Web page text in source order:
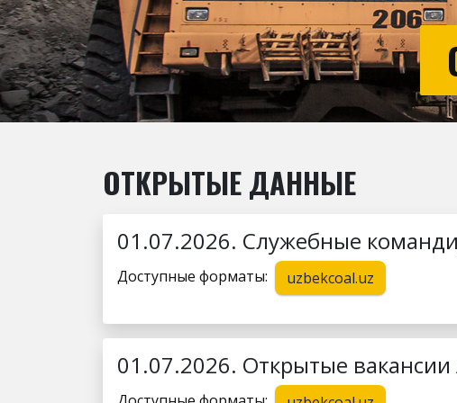
ОТКРЫТЫЕ ДАННЫЕ
01.07.2026. Служебные
Доступные форматы: uzbekcoal.uz
01.07.2026. Открытые вакансии